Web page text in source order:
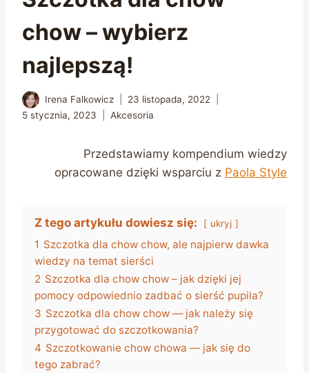
chow – wybierz
najlepszą!
Irena Falkowicz
23 listopada, 2022
5 stycznia, 2023
Akcesoria
Przedstawiamy kompendium wiedzy
opracowane dzięki wsparciu z Paola Style
Z tego artykułu dowiesz się: ukryj
1 Szczotka dla chow chow, ale najpierw dawka
wiedzy na temat sierści
2 Szczotka dla chow chow – jak dzięki jej
pomocy odpowiednio zadbać o sierść pupila?
3 Szczotka dla chow chow — jak należy się
przygotować do szczotkowania?
4 Szczotkowanie chow chowa — jak się do
tego zabrać?